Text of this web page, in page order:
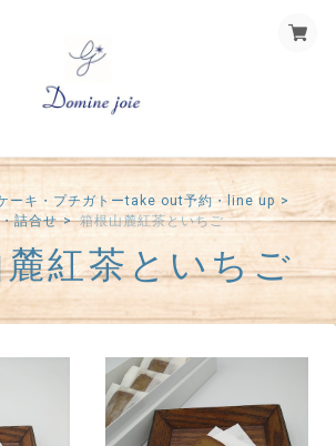
ーキ・プチガトーtake out予約・line up
詰合せ
箱根山麓紅茶といちご
紅茶といちご